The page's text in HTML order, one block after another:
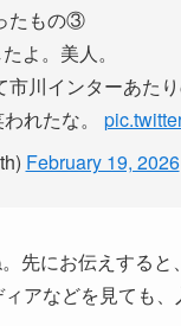
たもの③
よ。美人。
川インターあた
れたな。
February 19, 2026
先にお伝えする
アなどを見ても